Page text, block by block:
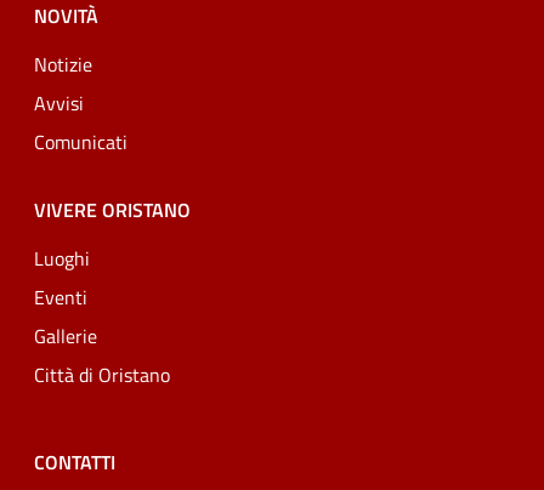
NOVITÀ
Notizie
Avvisi
Comunicati
VIVERE ORISTANO
Luoghi
Eventi
Gallerie
Città di Oristano
CONTATTI